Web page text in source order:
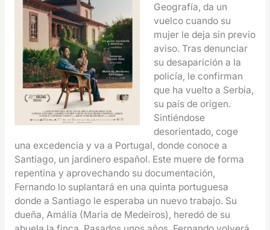
Geografía, da un
vuelco cuando su
mujer le deja sin previo
aviso. Tras denunciar
su desaparición a la
policía, le confirman
que ha vuelto a Serbia,
su país de origen.
Sintiéndose
desorientado, coge
una excedencia y va a Portugal, donde conoce a
Santiago, un jardinero español. Este muere de forma
repentina y aprovechando su documentación,
Fernando lo suplantará en una quinta portuguesa
donde a Santiago le esperaba un nuevo trabajo. Su
dueña, Amália (Maria de Medeiros), heredó de su